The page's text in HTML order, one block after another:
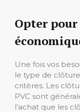
Opter
Une fois vos
le type de
critères. Les
PVC sont
l’achat que les